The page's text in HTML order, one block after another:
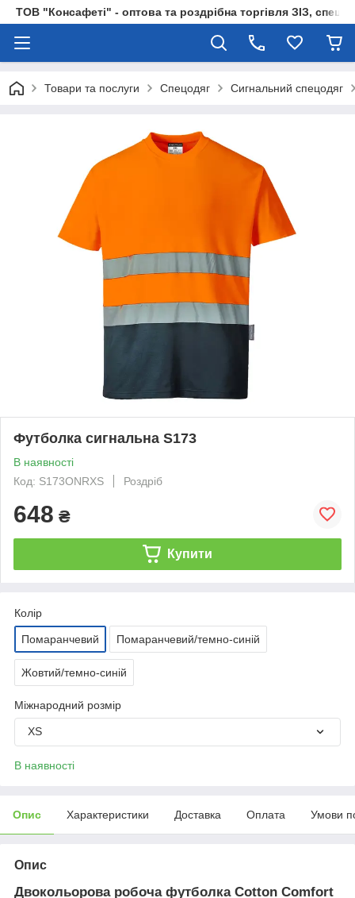
ТОВ "Консафеті" - оптова та роздрібна торгівля ЗІЗ,
Товари та послуги Спецодяг Сигнальний спецодяг
Футболка сигнальна S173
В наявності
Код: S173ONRXS
Роздріб
648 ₴
Купити
Колір
Помаранчевий Помаранчевий/темно-синій
Жовтий/темно-синій
Міжнародний розмір
XS
В наявності
Опис Характеристики Доставка Оплата Умови
Опис
Двокольорова робоча футболка Cotton Comfort